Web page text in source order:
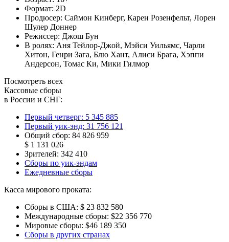
Формат: 2D
Продюсер: Саймон Кинберг, Карен Розенфельт, Лорен
Шулер Доннер
Режиссер: Джош Бун
В ролях: Аня Тейлор-Джой, Мэйси Уильямс, Чарли
Хитон, Генри Зага, Блю Хант, Алиси Брага, Хэппи
Андерсон, Томас Ки, Мики Гилмор
Посмотреть всех
Кассовые сборы
в России и СНГ:
Первый четверг: 5 345 885
Первый уик-энд: 31 756 121
Общий сбор: 84 826 959
$ 1 131 026
Зрителей: 342 410
Сборы по уик-эндам
Ежедневные сборы
Касса мирового проката:
Сборы в США: $ 23 832 580
Международные сборы: $22 356 770
Мировые сборы: $46 189 350
Сборы в других странах